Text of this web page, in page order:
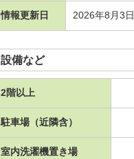
情報更新日 2026年8月3日
設備など
2階以上
駐車場（近隣含）
室内洗濯機置き場